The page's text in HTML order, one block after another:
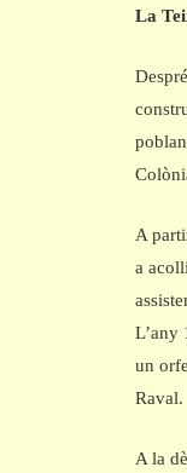
La
A
a
L’any
un
Raval.
A la